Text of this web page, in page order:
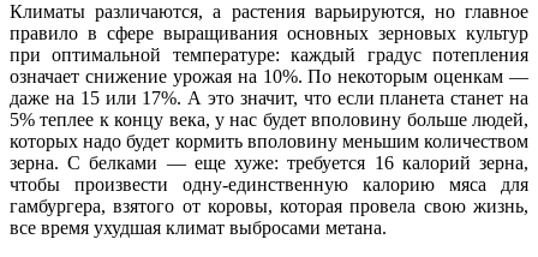
Климаты различаются, а растения варьируются, но главное
правило в сфере выращивания основных зерновых культур
при оптимальной температуре: каждый градус потепления
означает снижение урожая на 10%. По некоторым оценкам —
даже на 15 или 17%. А это значит, что если планета станет на
5% теплее к концу века, у нас будет вполовину больше людей,
которых надо будет кормить вполовину меньшим количеством
зерна. С белками — еще хуже: требуется 16 калорий зерна,
чтобы произвести одну-единственную калорию мяса для
гамбургера, взятого от коровы, которая провела свою жизнь,
все время ухудшая климат выбросами метана.